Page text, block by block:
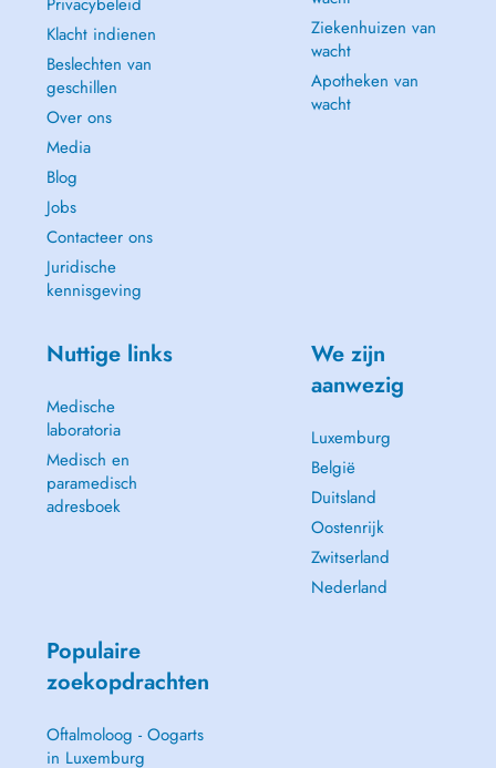
Klacht indienen
Beslechten van
geschillen
Over ons
Media
Blog
Jobs
Contacteer ons
Juridische
kennisgeving
Ziekenhuizen van
wacht
Apotheken van
wacht
Nuttige links
Medische
laboratoria
Medisch en
paramedisch
adresboek
We zijn
aanwezig
Luxemburg
België
Duitsland
Oostenrijk
Zwitserland
Nederland
Populaire
zoekopdrachten
Oftalmoloog - Oogarts
in Luxemburg